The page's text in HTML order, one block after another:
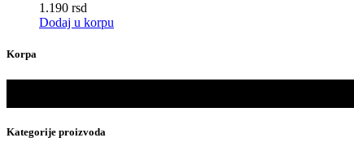
1.190 rsd
Dodaj u korpu
Korpa
Kategorije proizvoda